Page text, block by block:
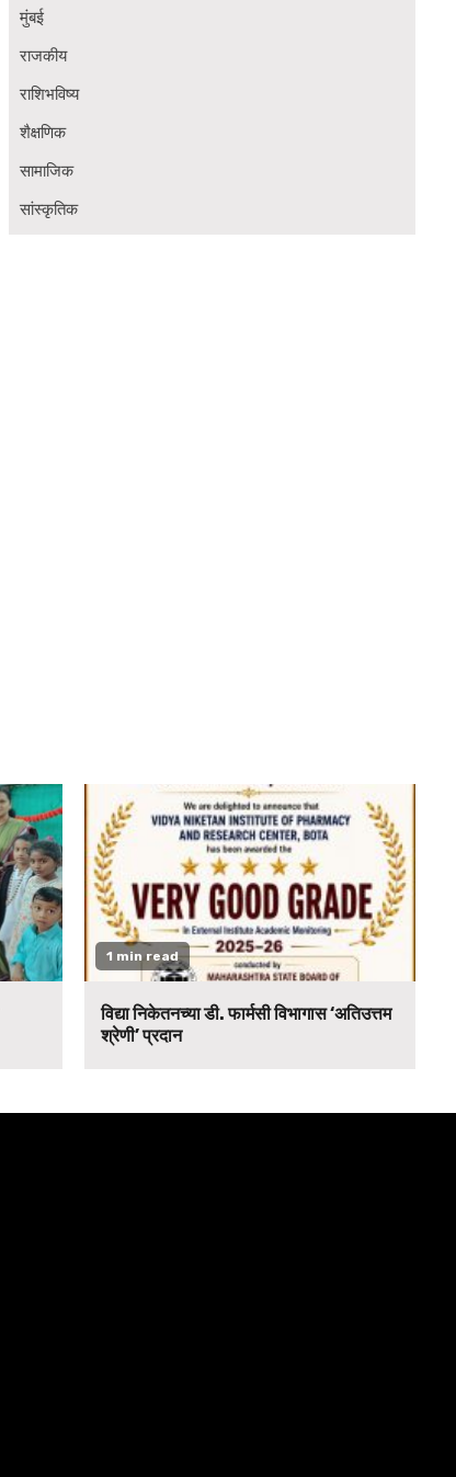
मुंबई
राजकीय
राशिभविष्य
शैक्षणिक
सामाजिक
सांस्कृतिक
1 min read
विद्या निकेतनच्या डी. फार्मसी विभागास ‘अतिउत्तम
श्रेणी’ प्रदान